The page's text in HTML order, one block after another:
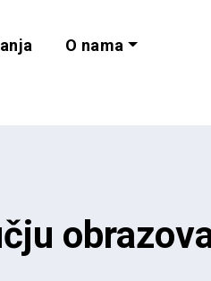
O nama